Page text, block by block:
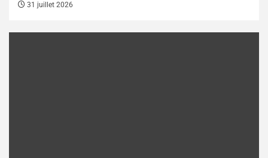
31 juillet 2026